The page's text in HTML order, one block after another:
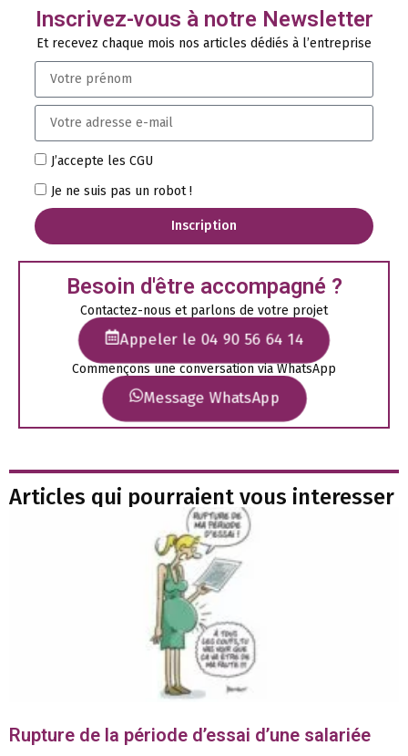
Inscrivez-vous à notre Newsletter
Et recevez chaque mois nos articles dédiés à l’entreprise
J’accepte les CGU
Je ne suis pas un robot !
Inscription
Besoin d'être accompagné ?
Contactez-nous et parlons de votre projet
Appeler le 04 90 56 64 14
Commençons une conversation via WhatsApp
Message WhatsApp
Articles qui pourraient vous interesser
Rupture de la période d’essai d’une salariée